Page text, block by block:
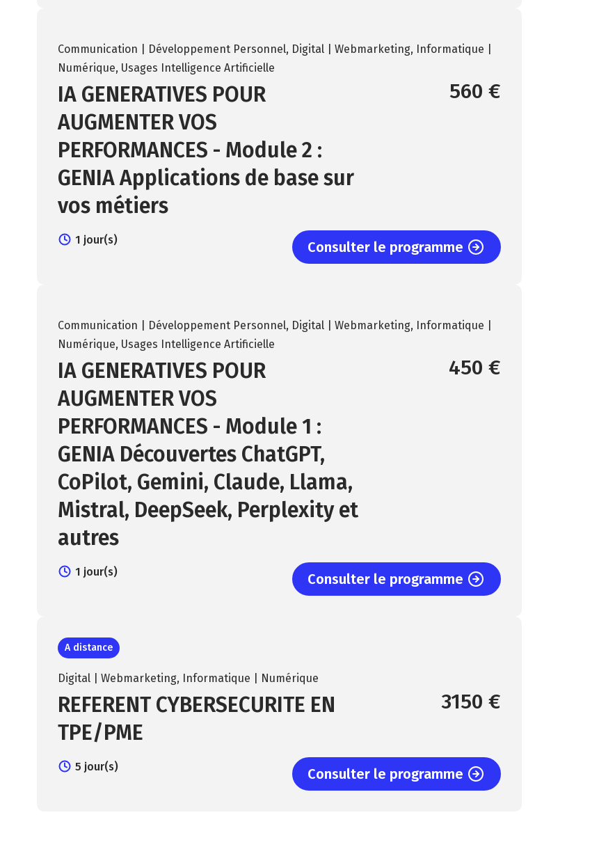
Communication | Développement Personnel, Digital | Webmarketing, Informatique |
Numérique, Usages Intelligence Artificielle
IA GENERATIVES POUR
AUGMENTER VOS
PERFORMANCES - Module 2 :
GENIA Applications de base sur
vos métiers
560 €
1 jour(s) Consulter le programme
Communication | Développement Personnel, Digital | Webmarketing, Informatique |
Numérique, Usages Intelligence Artificielle
IA GENERATIVES POUR
AUGMENTER VOS
PERFORMANCES - Module 1 :
GENIA Découvertes ChatGPT,
CoPilot, Gemini, Claude, Llama,
Mistral, DeepSeek, Perplexity et
autres
450 €
1 jour(s) Consulter le programme
A distance
Digital | Webmarketing, Informatique | Numérique
REFERENT CYBERSECURITE EN
TPE/PME
3150 €
5 jour(s) Consulter le programme